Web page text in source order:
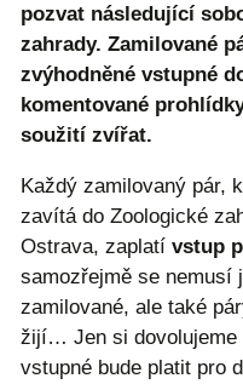
pozvat následující
zahrady. Zamilované
zvýhodněné vstupné
komentované
soužití zvířat.
Každý zamilovaný pár,
zavítá do Zoologické
Ostrava, zaplatí vstup
samozřejmě se nemusí
zamilované, ale také
žijí… Jen si dovolujeme
vstupné bude platit pro